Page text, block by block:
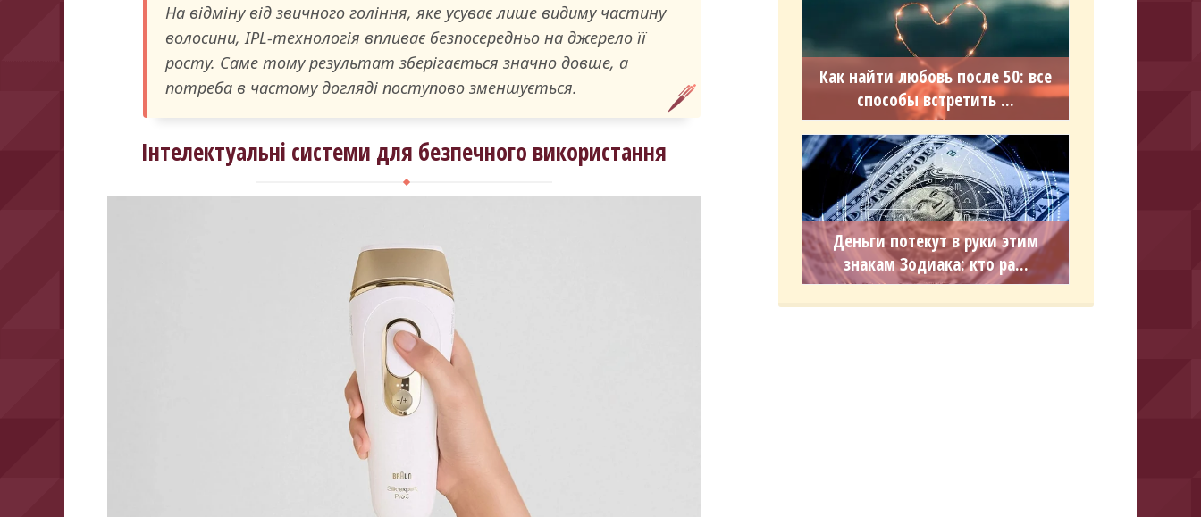
На відміну від звичного гоління, яке усуває лише видиму частину
волосини, IPL-технологія впливає безпосередньо на джерело її
росту. Саме тому результат зберігається значно довше, а
потреба в частому догляді поступово зменшується.
Інтелектуальні системи для безпечного використання
Как найти любовь после 50: все
способы встретить ...
Деньги потекут в руки этим
знакам Зодиака: кто ра...